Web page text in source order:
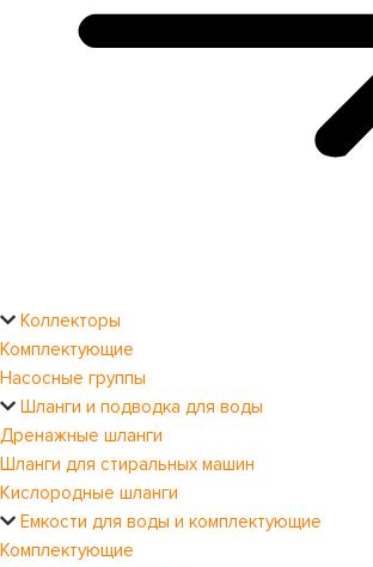
Коллекторы
Комплектующие
Насосные группы
Шланги и подводка для воды
Дренажные шланги
Шланги для стиральных машин
Кислородные шланги
Емкости для воды и комплектующие
Комплектующие